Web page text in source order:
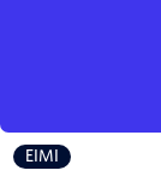
EIMI